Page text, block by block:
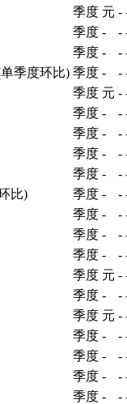
季度 元 -
季度 - -
季度 - -
季度环比) 季度 - -
季度 元 -
季度 - -
季度 - -
季度 - -
季度 - -
比)
季度 - -
季度 - -
季度 - -
季度 - -
季度 元 -
季度 - -
季度 元 -
季度 - -
季度 - -
季度 - -
季度 - -